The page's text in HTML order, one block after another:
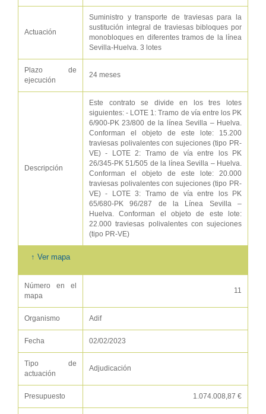
Actuación
Suministro y transporte de traviesas para la
sustitución integral de traviesas bibloques por
monobloques en diferentes tramos de la línea
Sevilla-Huelva. 3 lotes
Plazo de
ejecución
24 meses
Descripción
Este contrato se divide en los tres lotes
siguientes: - LOTE 1: Tramo de vía entre los PK
6/900-PK 23/800 de la línea Sevilla – Huelva.
Conforman el objeto de este lote: 15.200
traviesas polivalentes con sujeciones (tipo PR-
VE) - LOTE 2: Tramo de vía entre los PK
26/345-PK 51/505 de la línea Sevilla – Huelva.
Conforman el objeto de este lote: 20.000
traviesas polivalentes con sujeciones (tipo PR-
VE) - LOTE 3: Tramo de vía entre los PK
65/680-PK 96/287 de la Línea Sevilla –
Huelva. Conforman el objeto de este lote:
22.000 traviesas polivalentes con sujeciones
(tipo PR-VE)
↑ Ver mapa
Número en el
mapa
11
Organismo Adif
Fecha 02/02/2023
Tipo de
actuación
Adjudicación
Presupuesto 1.074.008,87 €